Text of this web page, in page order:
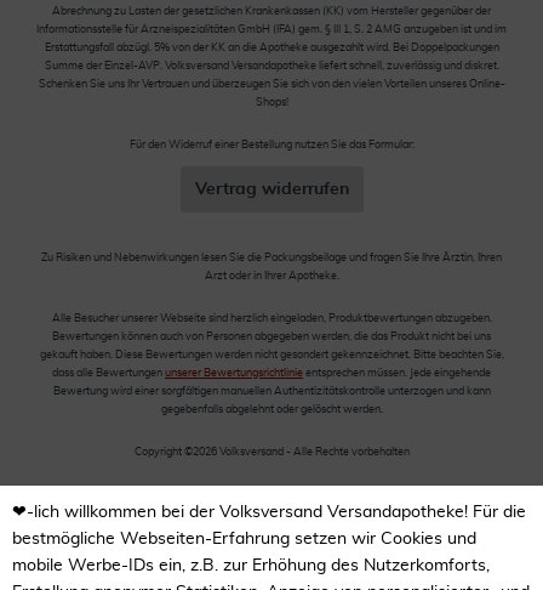
Abrechnung zu Lasten der gesetzlichen Krankenkassen (KK) vom Hersteller gegenüber der
Informationsstelle für Arzneispezialitäten GmbH (IFA) gem. § III 1, S. 2 AMG anzugeben ist und im
Erstattungsfall abzügl. 5% von der KK an die Apotheke ausgezahlt wird. Bei Doppelpackungen
Summe der Einzel-AVP. Volksversand Versandapotheke liefert schnell, zuverlässig und diskret.
Schenken Sie uns Ihr Vertrauen und überzeugen Sie sich von den vielen Vorteilen unseres Online-
Shops!
Für den Widerruf einer Bestellung nutzen Sie das Formular:
Vertrag widerrufen
Zu Risiken und Nebenwirkungen lesen Sie die Packungsbeilage und fragen Sie Ihre Ärztin, Ihren
Arzt oder in Ihrer Apotheke.
Alle Besucher unserer Webseite sind herzlich eingeladen, Produktbewertungen abzugeben.
Bewertungen können auch von Personen abgegeben werden, die das Produkt nicht bei uns
gekauft haben. Diese Bewertungen werden nicht gesondert gekennzeichnet. Bitte beachten Sie,
dass alle Bewertungen unserer Bewertungsrichtlinie entsprechen müssen. Jede eingehende
Bewertung wird einer sorgfältigen manuellen Authentizitätskontrolle unterzogen und kann
gegebenfalls abgelehnt oder gelöscht werden.
Copyright ©2026 Volksversand - Alle Rechte vorbehalten
❤-lich willkommen bei der Volksversand Versandapotheke! Für die
bestmögliche Webseiten-Erfahrung setzen wir Cookies und
mobile Werbe-IDs ein, z.B. zur Erhöhung des Nutzerkomforts,